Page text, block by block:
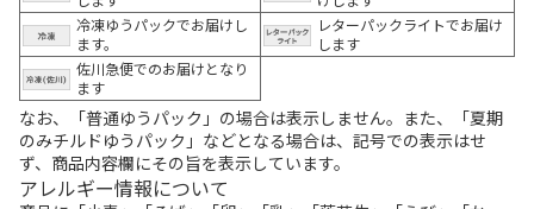
冷凍ゆうパックでお届けし
ます。
レターパックライトでお届け
します
佐川急便でのお届けとなり
ます
なお、「普通ゆうパック」の場合は表示しません。また、「夏期
のみチルドゆうパック」などとなる場合は、記号での表示はせ
ず、商品内容欄にその旨を表示しています。
アレルギー情報について